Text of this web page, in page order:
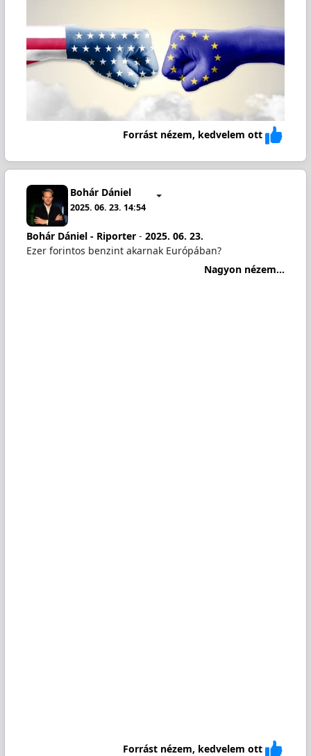
Forrást nézem, kedvelem ott
Bohár Dániel
2025. 06. 23. 14:54
Bohár Dániel - Riporter- 2025. 06. 23.
Ezer forintos benzint akarnak Európában?
Nagyon nézem...
Forrást nézem, kedvelem ott